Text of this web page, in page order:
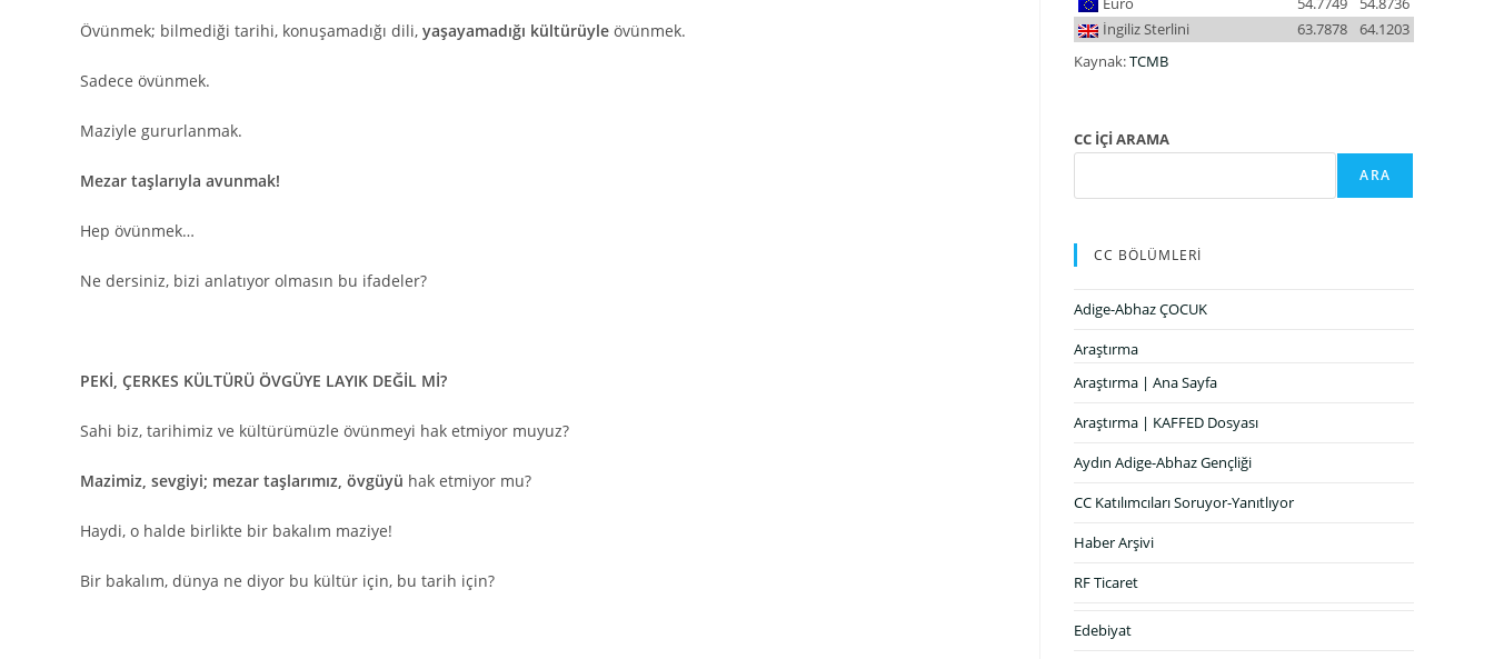
Övünmek; bilmediği tarihi, konuşamadığı dili, yaşayamadığı kültürüyle övünmek.
Sadece övünmek.
Maziyle gururlanmak.
Mezar taşlarıyla avunmak!
Hep övünmek…
Ne dersiniz, bizi anlatıyor olmasın bu ifadeler?
PEKİ, ÇERKES KÜLTÜRÜ ÖVGÜYE LAYIK DEĞİL Mİ?
Sahi biz, tarihimiz ve kültürümüzle övünmeyi hak etmiyor muyuz?
Mazimiz, sevgiyi; mezar taşlarımız, övgüyü hak etmiyor mu?
Haydi, o halde birlikte bir bakalım maziye!
Bir bakalım, dünya ne diyor bu kültür için, bu tarih için?
İngiliz Sterlini
64.1203
63.7878
Kaynak:TCMB
CC İÇİ ARAMA
ARA
CC BÖLÜMLERİ
Adige-Abhaz ÇOCUK
Araştırma
Araştırma | Ana Sayfa
Araştırma | KAFFED Dosyası
Aydın Adige-Abhaz Gençliği
CC Katılımcıları Soruyor-Yanıtlıyor
Haber Arşivi
RF Ticaret
Edebiyat